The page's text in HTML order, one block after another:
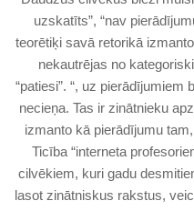
uzskatīts”, “nav
teorētiķi savā retorikā
nekautrējas no
“patiesi”. “, uz
necieņa. Tas ir zinātnieku
izmanto kā pierādījumu
Ticība “interneta
cilvēkiem, kuri gadu
lasot zinātniskus rakstus,